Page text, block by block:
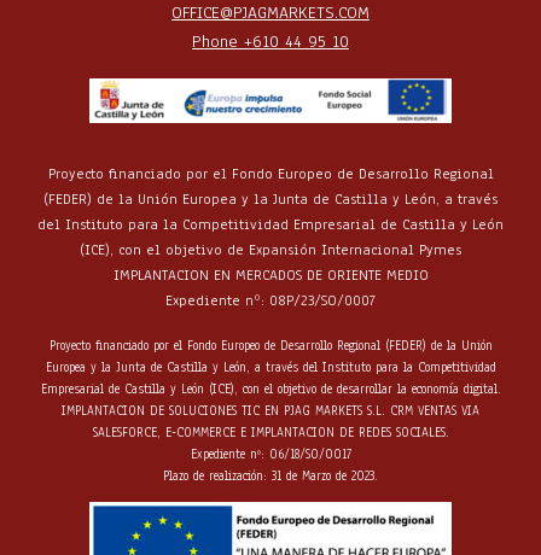
OFFICE@PJAGMARKETS.COM
Phone +610 44 95 10
Proyecto financiado por el Fondo Europeo de Desarrollo Regional
(FEDER) de la Unión Europea y la Junta de Castilla y León, a través
del Instituto para la Competitividad Empresarial de Castilla y León
(ICE), con el objetivo de Expansión Internacional Pymes
IMPLANTACION EN MERCADOS DE ORIENTE MEDIO
Expediente nº: 08P/23/SO/0007
Proyecto financiado por el Fondo Europeo de Desarrollo Regional (FEDER) de la Unión
Europea y la Junta de Castilla y León, a través del Instituto para la Competitividad
Empresarial de Castilla y León (ICE), con el objetivo de desarrollar la economía digital.
IMPLANTACION DE SOLUCIONES TIC EN PJAG MARKETS S.L. CRM VENTAS VIA
SALESFORCE, E-COMMERCE E IMPLANTACION DE REDES SOCIALES.
Expediente nº: 06/18/SO/0017
Plazo de realización: 31 de Marzo de 2023.